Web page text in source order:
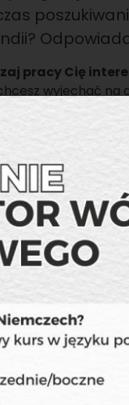
pracy Cię
wyjechać na
zarobki możesz
w zależności
Dowiedz się,
Unikniesz w ten
pośrednictwa
doświadczenia
oraz pomożemy
grupy
do